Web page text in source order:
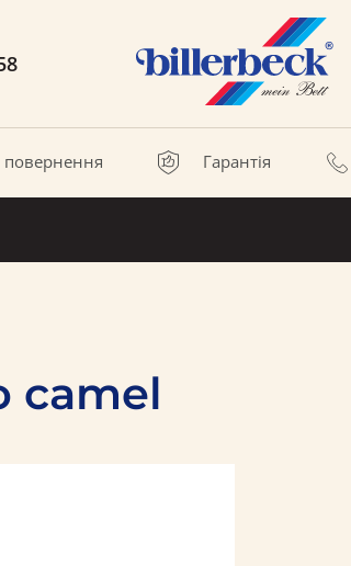
повернення Гарантія
camel